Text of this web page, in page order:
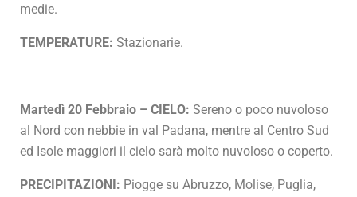
medie.
TEMPERATURE: Stazionarie.
Martedì 20 Febbraio – CIELO: Sereno o poco nuvoloso
al Nord con nebbie in val Padana, mentre al Centro Sud
ed Isole maggiori il cielo sarà molto nuvoloso o coperto.
PRECIPITAZIONI: Piogge su Abruzzo, Molise, Puglia,